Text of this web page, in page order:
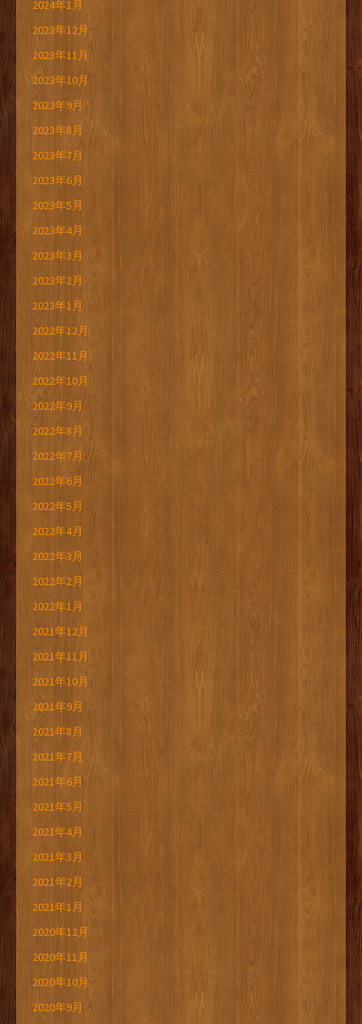
2024年1月
2023年12月
2023年11月
2023年10月
2023年9月
2023年8月
2023年7月
2023年6月
2023年5月
2023年4月
2023年3月
2023年2月
2023年1月
2022年12月
2022年11月
2022年10月
2022年9月
2022年8月
2022年7月
2022年6月
2022年5月
2022年4月
2022年3月
2022年2月
2022年1月
2021年12月
2021年11月
2021年10月
2021年9月
2021年8月
2021年7月
2021年6月
2021年5月
2021年4月
2021年3月
2021年2月
2021年1月
2020年12月
2020年11月
2020年10月
2020年9月